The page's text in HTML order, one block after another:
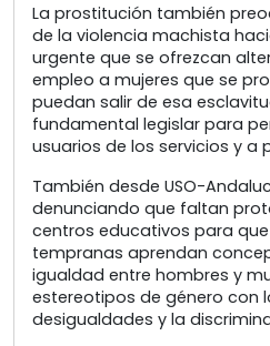
La prostitución también
de la violencia machista
urgente que se ofrezcan
empleo a mujeres que se
puedan salir de esa
fundamental legislar para
usuarios de los servicios y a
También desde USO-
denunciando que faltan
centros educativos para
tempranas aprendan
igualdad entre hombres y
estereotipos de género con
desigualdades y la